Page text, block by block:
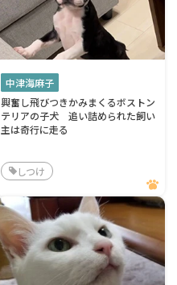
中津海麻子
興奮し飛びつきかみまくるボストン
テリアの子犬 追い詰められた飼い
主は奇行に走る
しつけ